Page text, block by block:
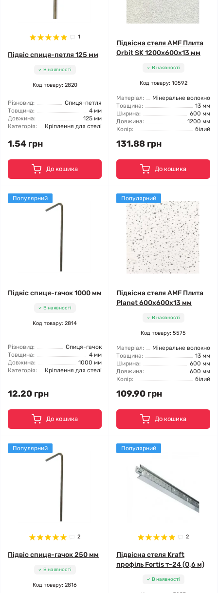
1
Підвіс спиця-петля 125 мм
В наявності
Код товару: 2820
Різновид:
Спиця-петля
Товщина:
4 мм
Довжина:
125 мм
Категорія:
Кріплення для стелі
1.54 грн
До кошика
Підвісна стеля AMF Плита
Orbit SK 1200x600x13 мм
В наявності
Код товару: 10592
Матеріал:
Мінеральне волокно
Товщина:
13 мм
Ширина:
600 мм
Довжина:
1200 мм
Колір:
білий
131.88 грн
До кошика
Популярний
Підвіс спиця-гачок 1000 мм
В наявності
Код товару: 2814
Різновид:
Спиця-гачок
Товщина:
4 мм
Довжина:
1000 мм
Категорія:
Кріплення для стелі
12.20 грн
До кошика
Популярний
Підвісна стеля AMF Плита
Planet 600x600x13 мм
В наявності
Код товару: 5575
Матеріал:
Мінеральне волокно
Товщина:
13 мм
Ширина:
600 мм
Довжина:
600 мм
Колір:
білий
109.90 грн
До кошика
Популярний
2
Підвіс спиця-гачок 250 мм
В наявності
Код товару: 2816
Популярний
2
Підвісна стеля Kraft
профіль Fortis т-24 (0,6 м)
В наявності